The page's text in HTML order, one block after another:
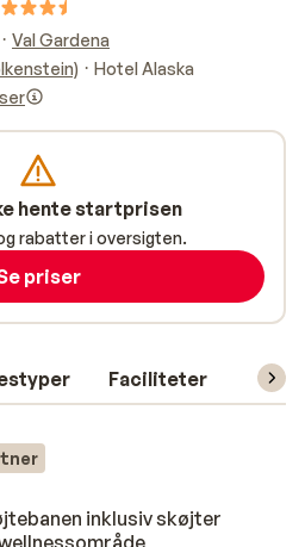
Val Gardena
Hotel Alaska
Faciliteter
inklusiv skøjter
hente startprisen
rabatter i oversigten.
priser